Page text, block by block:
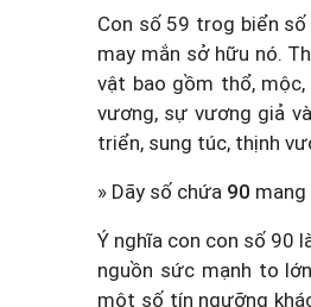
Con số 59 trog biển
may mắn sở hữu nó.
vật bao gồm thổ,
vương, sự vương giả
triển, sung túc, thịnh
» Dãy số chứa 90 mang
Ý nghĩa con con số 90
nguồn sức mạnh to
một số tín ngưỡng